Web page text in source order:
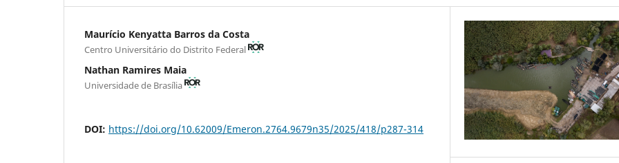
Maurício Kenyatta Barros da Costa
Centro Universitário do Distrito Federal
Nathan Ramires Maia
Universidade de Brasília
DOI: https://doi.org/10.62009/Emeron.2764.9679n35/2025/418/p287-314